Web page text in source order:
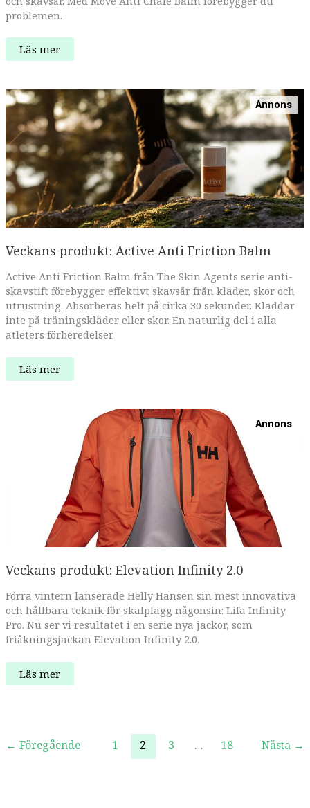
problemen.
Veckans
produkt:
Chafe
Balm
Läs mer
Annons
Veckans produkt: Active Anti Friction Balm
Active Anti Friction Balm från The Skin Agents serie anti-
skavstift förebygger effektivt skavsår från kläder, skor och
utrustning. Absorberas helt på cirka 30 sekunder. Kladdar
inte på träningskläder eller skor. En naturlig del i alla
atleters förberedelser.
Veckans
produkt:
Läs mer
Annons
Veckans produkt: Elevation Infinity 2.0
Förra vintern lanserade Helly Hansen sin mest innovativa
och hållbara teknik för skalplagg någonsin: Lifa Infinity
Pro. Nu ser vi resultatet i en serie nya jackor, som
friåkningsjackan Elevation Infinity 2.0.
Veckans
produkt:
Läs mer
← Föregående 1 2 3 … 18 Nästa →